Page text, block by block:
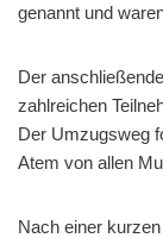
genannt und
Der
zahlreichen
Der Umzugsweg
Atem von allen
Nach einer